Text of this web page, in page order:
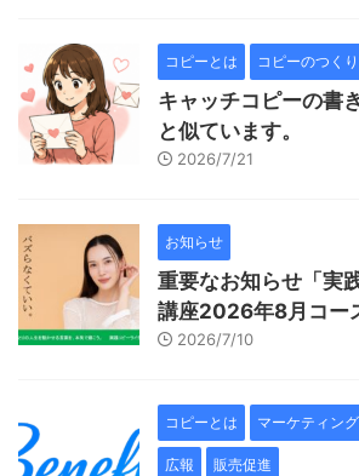
コピーとは コピーのつく
キャッチコピーの書
と似ています。
2026/7/21
お知らせ
重要なお知らせ「実
講座2026年8月コー
2026/7/10
コピーとは マーケティング
広報 販売促進